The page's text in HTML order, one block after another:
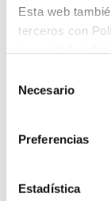
Esta web
terceros con
Necesario
Preferencias
Estadística